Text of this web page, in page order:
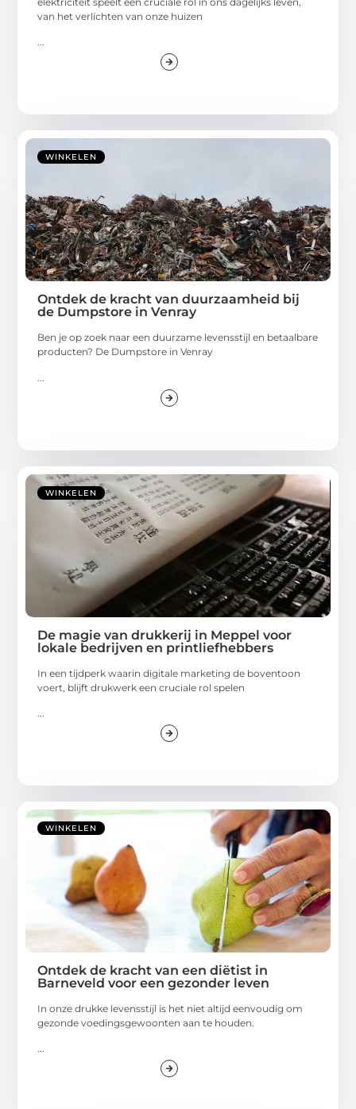
van het verlichten van onze huizen
...
WINKELEN
Ontdek de kracht van duurzaamheid bij
de Dumpstore in Venray
Ben je op zoek naar een duurzame levensstijl en betaalbare
producten? De Dumpstore in Venray
WINKELEN
De magie van drukkerij in Meppel voor
lokale bedrijven en printliefhebbers
In een tijdperk waarin digitale marketing de boventoon
voert, blijft drukwerk een cruciale rol spelen
WINKELEN
Ontdek de kracht van een diëtist in
Barneveld voor een gezonder leven
In onze drukke levensstijl is het niet altijd eenvoudig om
gezonde voedingsgewoonten aan te houden.
...